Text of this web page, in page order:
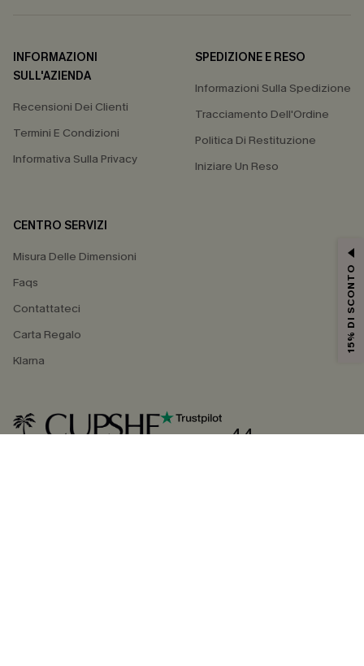
INFORMAZIONI
SULL'AZIENDA
Recensioni Dei Clienti
Termini E Condizioni
Informativa Sulla Privacy
SPEDIZIONE E RESO
Informazioni Sulla Spedizione
Tracciamento Dell'Ordine
Politica Di Restituzione
Iniziare Un Reso
CENTRO SERVIZI
Misura Delle Dimensioni
Faqs
Contattateci
Carta Regalo
Klarna
4.4
15% DI SCONTO